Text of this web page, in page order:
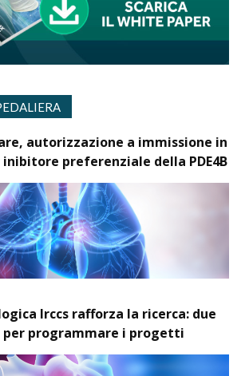
autorizzazione a immissione in
preferenziale della PDE4B
Irccs rafforza la ricerca: due
programmare i progetti